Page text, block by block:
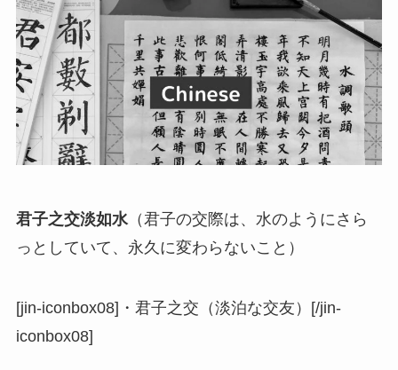
君子之交淡如水（君子の交際は、水のようにさら
っとしていて、永久に変わらないこと）
[jin-iconbox08]・君子之交（淡泊な交友）[/jin-
iconbox08]